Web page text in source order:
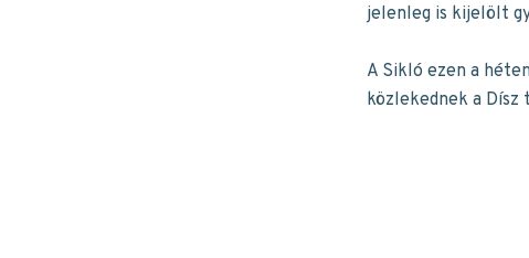
jelenleg is kijelölt
A Sikló ezen a
közlekednek a